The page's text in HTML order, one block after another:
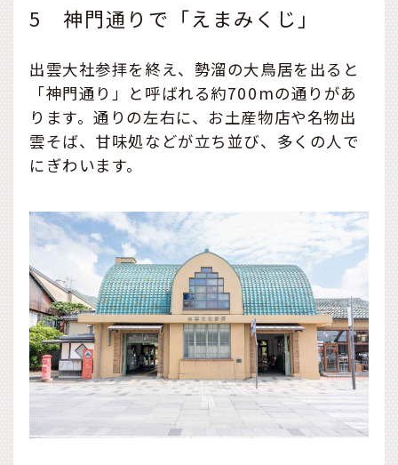
5 神門通りで「えまみくじ」
出雲大社参拝を終え、勢溜の大鳥居を出ると
「神門通り」と呼ばれる約700mの通りがあ
ります。通りの左右に、お土産物店や名物出
雲そば、甘味処などが立ち並び、多くの人で
にぎわいます。